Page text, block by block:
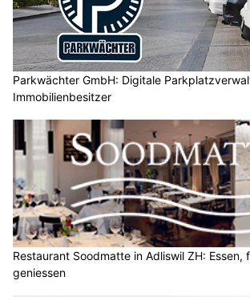
Parkwächter GmbH: Digitale
Immobilienbesitzer
Restaurant Soodmatte in Adliswil ZH: Essen,
geniessen